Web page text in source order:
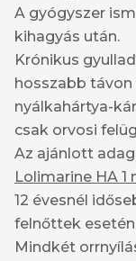
A gyógyszer
kihagyás után.
Krónikus
hosszabb
nyálkahártya-
csak orvosi
Az ajánlott
Lolimarine HA
12 évesnél
felnőttek
Mindkét